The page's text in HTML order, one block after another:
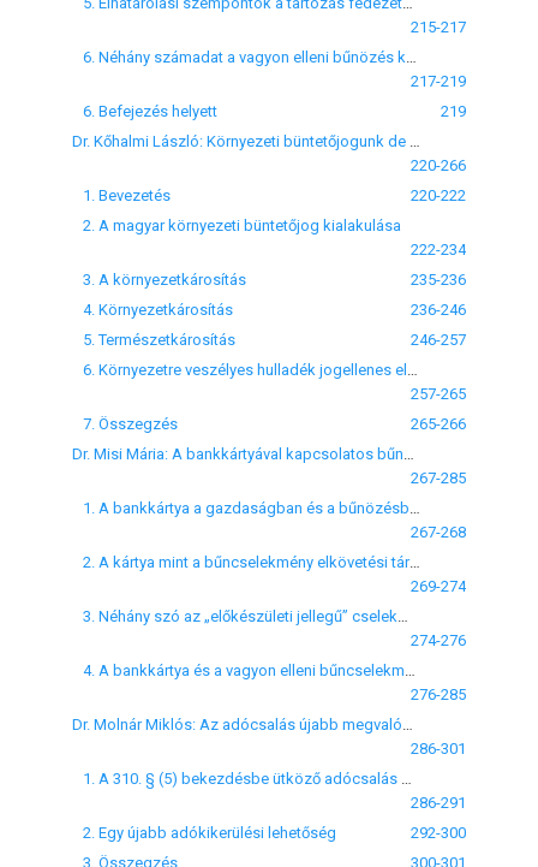
215-217
217-219
6. Befejezés helyett
219
220-266
1. Bevezetés
220-222
2. A magyar környezeti büntetőjog kialakulása
222-234
3. A környezetkárosítás
235-236
4. Környezetkárosítás
236-246
5. Természetkárosítás
246-257
257-265
7. Összegzés
265-266
267-285
267-268
2. A kártya mint a bűncselekmény elkövetési tárgya
269-274
274-276
276-285
286-301
286-291
2. Egy újabb adókikerülési lehetőség
292-300
3. Összegzés
300-301